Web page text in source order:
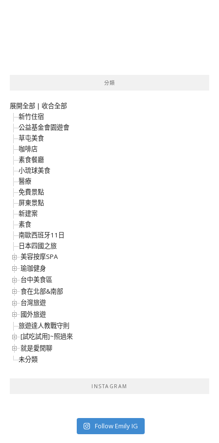
分類
展開全部 | 收合全部
新竹住宿
公益基金會園遊會
草屯美食
咖啡店
素食餐廳
小琉球美食
醫療
免費景點
屏東景點
新建案
素食
南歐西班牙11日
日本四國之旅
美容按摩SPA
瑜珈健身
台中美食區
食在北部&南部
台灣旅遊
國外旅遊
旅遊達人教戰守則
[試吃試用]~照過來
就是愛閒聊
未分類
INSTAGRAM
Follow Emily IG